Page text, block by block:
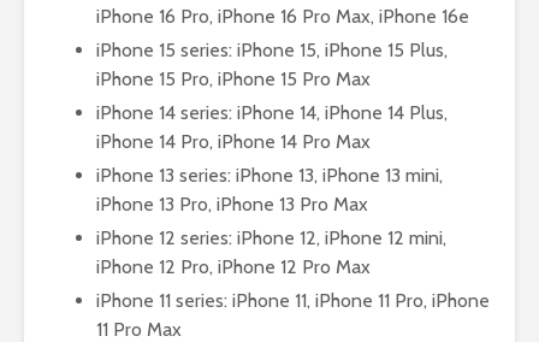
iPhone 16 Pro, iPhone 16 Pro Max, iPhone 16e
iPhone 15 series: iPhone 15, iPhone 15 Plus,
iPhone 15 Pro, iPhone 15 Pro Max
iPhone 14 series: iPhone 14, iPhone 14 Plus,
iPhone 14 Pro, iPhone 14 Pro Max
iPhone 13 series: iPhone 13, iPhone 13 mini,
iPhone 13 Pro, iPhone 13 Pro Max
iPhone 12 series: iPhone 12, iPhone 12 mini,
iPhone 12 Pro, iPhone 12 Pro Max
iPhone 11 series: iPhone 11, iPhone 11 Pro, iPhone
11 Pro Max